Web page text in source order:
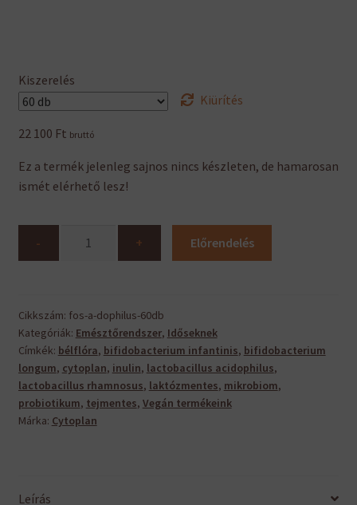
Kiszerelés
Kiürítés
22 100 Ft bruttó
Ez a termék jelenleg sajnos nincs készleten, de hamarosan
ismét elérhető lesz!
- + Előrendelés
Cikkszám: fos-a-dophilus-60db
Kategóriák: Emésztőrendszer, Időseknek
Címkék: bélflóra, bifidobacterium infantinis, bifidobacterium
longum, cytoplan, inulin, lactobacillus acidophilus,
lactobacillus rhamnosus, laktózmentes, mikrobiom,
probiotikum, tejmentes, Vegán termékeink
Márka: Cytoplan
Leírás